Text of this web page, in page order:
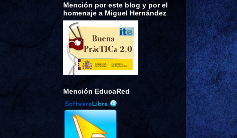
Mención por este blog y por el
homenaje a Miguel Hernández
Mención EducaRed